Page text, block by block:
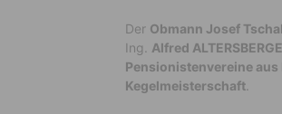
Der Obmann Josef
Ing. Alfred
Pensionistenvereine aus
Kegelmeisterschaft